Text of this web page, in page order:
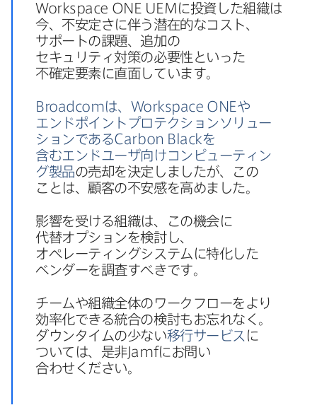
Workspace ONE UEM に​投資した​組織は​
今、​不安定さに​伴う​潜在的な​コスト、​
サポートの​課題、​追加の​
セキュリティ対策の​必要性と​いった​
不確定要素に​直面しています。
Broadcomは、 Workspace ONEや​
エンドポイントプロテクションソリュー
ションであるCarbon Blackを​
含むエンドユーザ向けコンピューティン
グ製品の​売却を​決定しましたが、​この​
ことは、​顧客の​不安感を​高めました。
影響を​受ける​組織は、​この機会に​
代替オプションを​検討し、​
オペレーティングシステムに​特化した​
ベンダーを​調査すべきです。
チームや​組織全体の​ワークフローを​より​
効率化できる​統合の​検討も​お忘れなく。​
ダウンタイムの​少ない移行サービス に​
ついては、​是非Jamfに​お問い​
合わせください。